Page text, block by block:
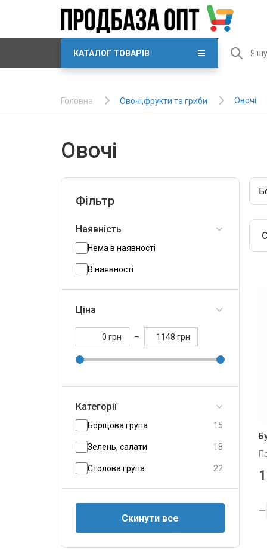
КАТАЛОГ ТОВАРІВ
Головна Овочі,фрукти та гриби Овочі
Овочі
Фільтр
Наявність
Нема в наявності
В наявності
Ціна
грн – грн
Категорії
Борщова група 15
Зелень, салати 18
Столова група 22